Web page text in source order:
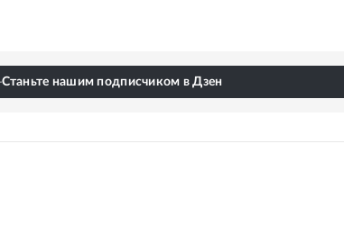
Станьте нашим подписчиком в Дзен